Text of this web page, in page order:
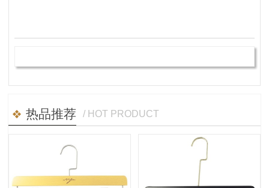
热品推荐 / HOT PRODUCT